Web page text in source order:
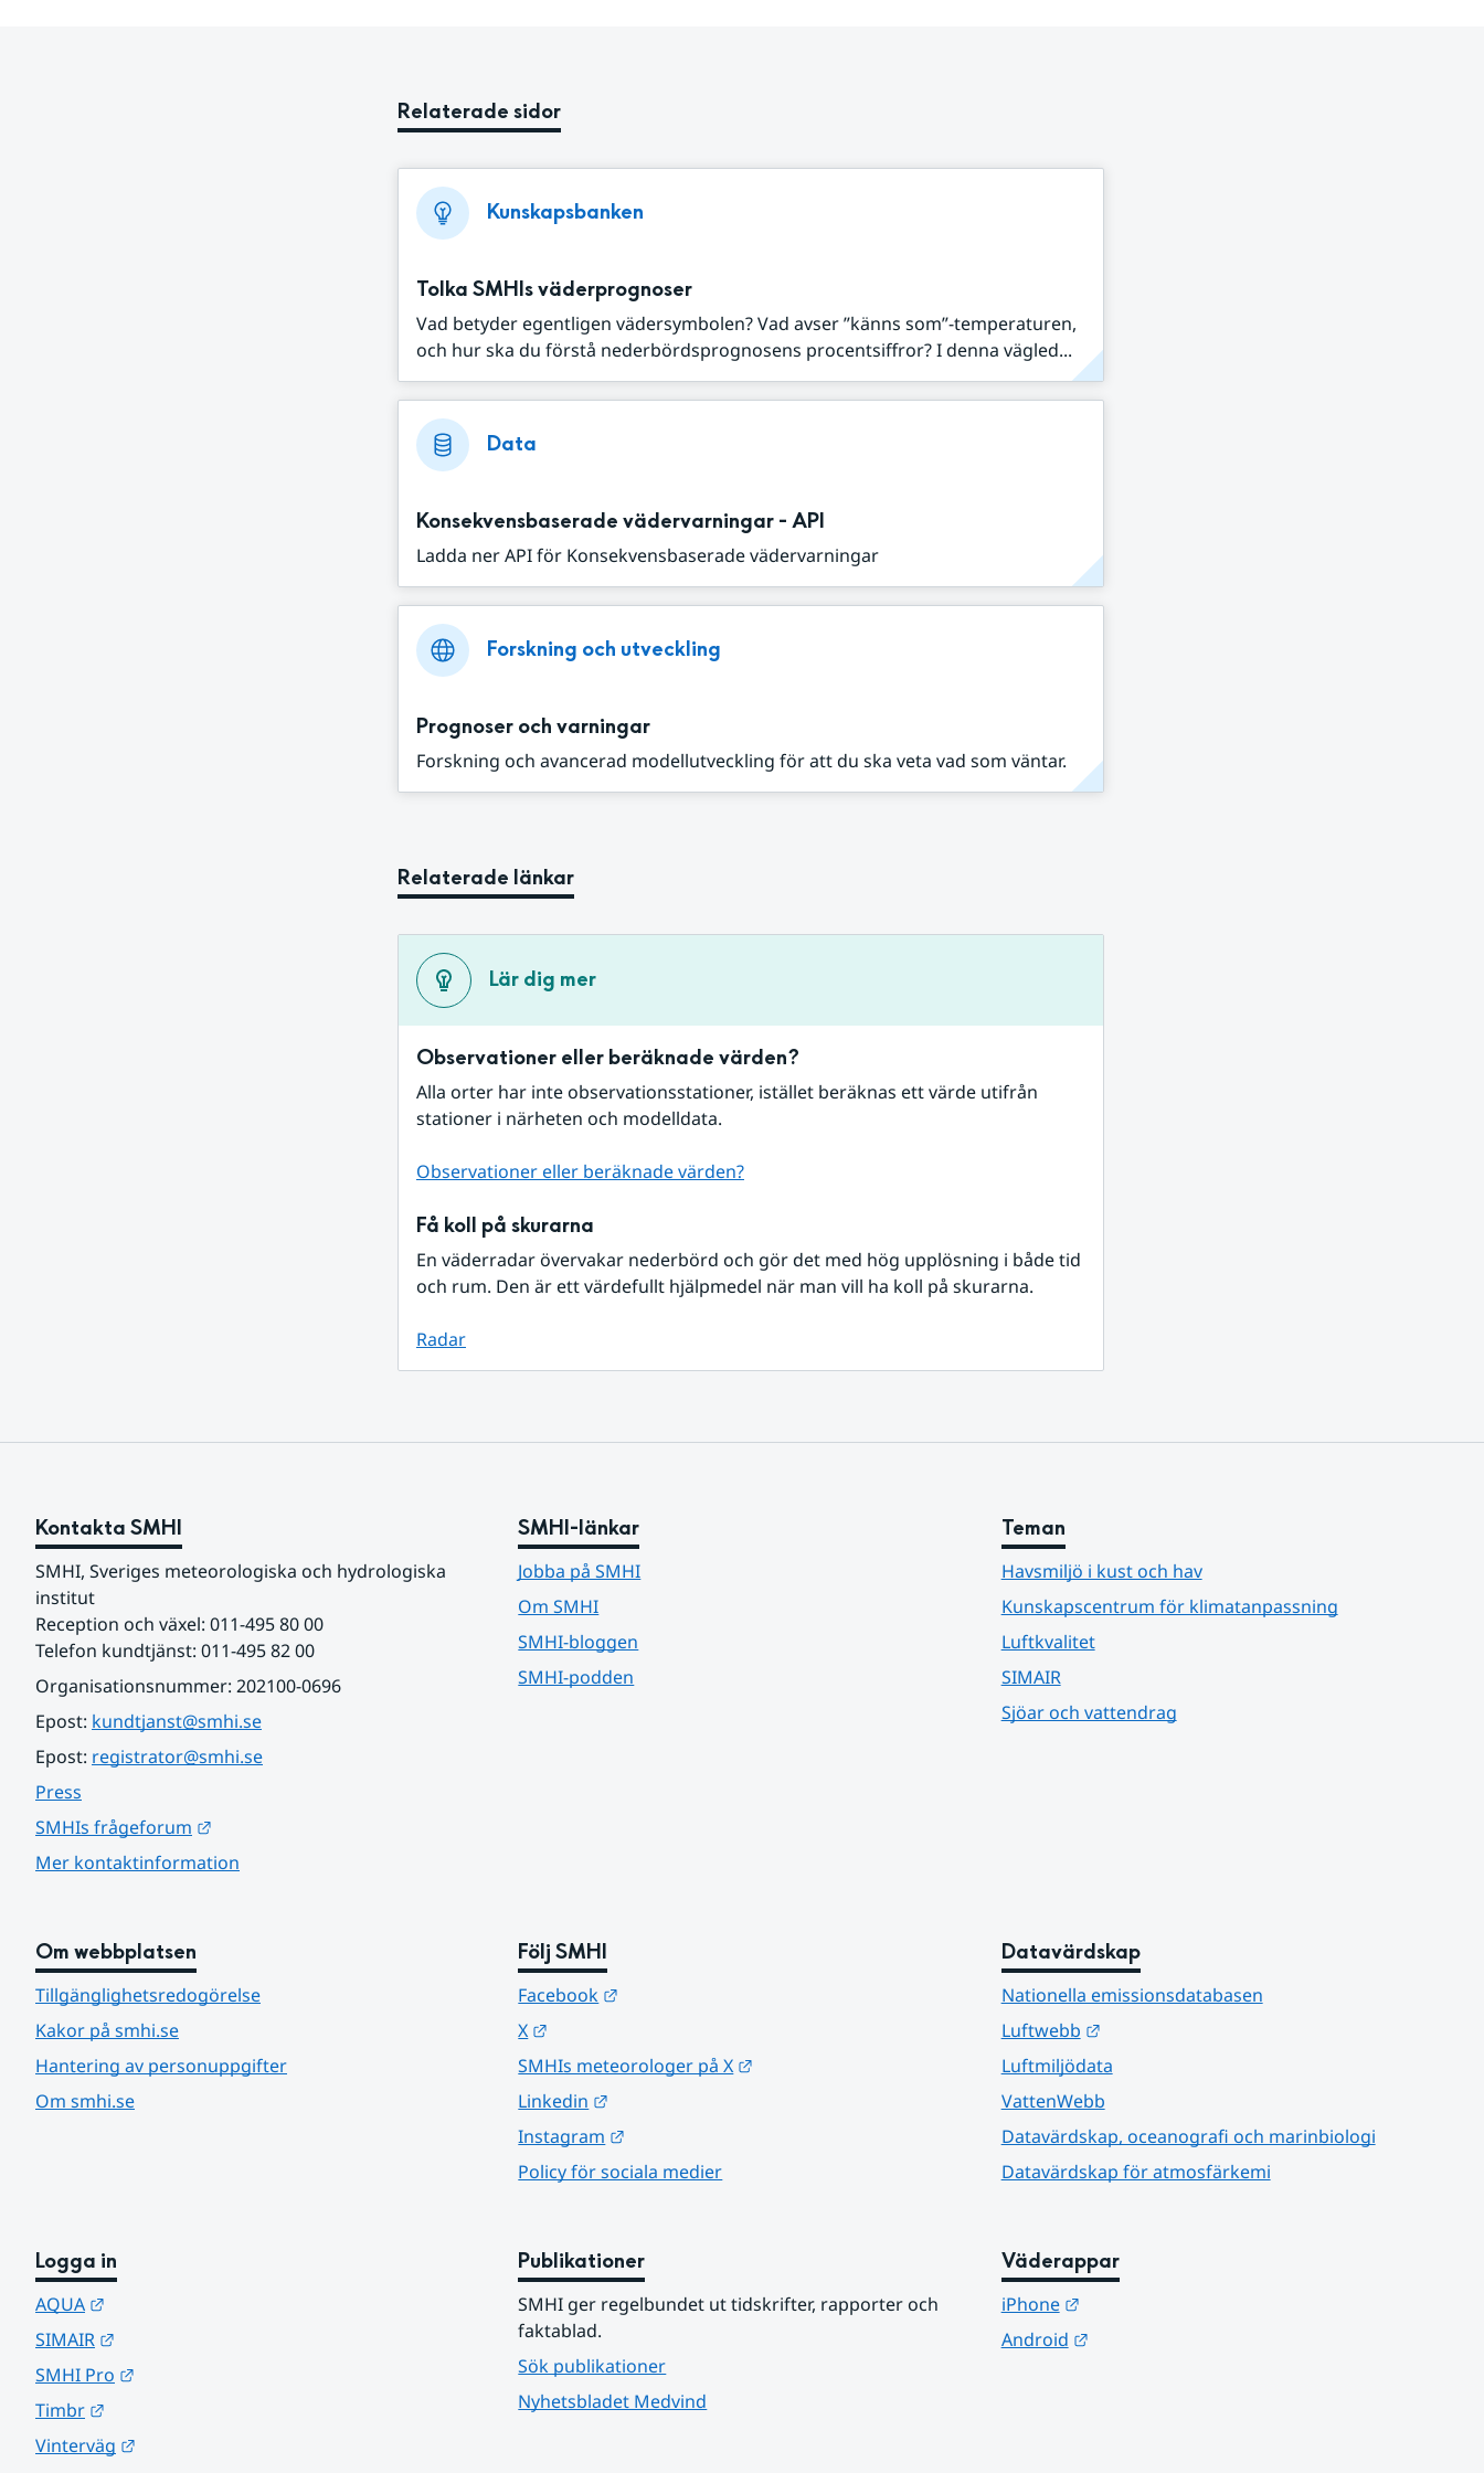
Relaterade sidor
Kunskapsbanken
Tolka SMHIs väderprognoser
Vad betyder egentligen vädersymbolen? Vad avser ”känns som”-temperaturen,
och hur ska du förstå nederbördsprognosens procentsiffror? I denna vägled...
Data
Konsekvensbaserade vädervarningar - API
Ladda ner API för Konsekvensbaserade vädervarningar
Forskning och utveckling
Prognoser och varningar
Forskning och avancerad modellutveckling för att du ska veta vad som väntar.
Relaterade länkar
Lär dig mer
Observationer eller beräknade värden?
Alla orter har inte observationsstationer, istället beräknas ett värde utifrån
stationer i närheten och modelldata.
Observationer eller beräknade värden?
Få koll på skurarna
En väderradar övervakar nederbörd och gör det med hög upplösning i både tid
och rum. Den är ett värdefullt hjälpmedel när man vill ha koll på skurarna.
Radar
Kontakta SMHI
SMHI, Sveriges meteorologiska och hydrologiska
institut
Reception och växel: 011-495 80 00
Telefon kundtjänst: 011-495 82 00
Organisationsnummer: 202100-0696
Epost: kundtjanst@smhi.se
Epost: registrator@smhi.se
Press
SMHIs frågeforum
Mer kontaktinformation
SMHI-länkar
Jobba på SMHI
Om SMHI
SMHI-bloggen
SMHI-podden
Teman
Havsmiljö i kust och hav
Kunskapscentrum för klimatanpassning
Luftkvalitet
SIMAIR
Sjöar och vattendrag
Om webbplatsen
Tillgänglighetsredogörelse
Kakor på smhi.se
Hantering av personuppgifter
Om smhi.se
Följ SMHI
Facebook
X
SMHIs meteorologer på X
Linkedin
Instagram
Policy för sociala medier
Datavärdskap
Nationella emissionsdatabasen
Luftwebb
Länk till annan webbplats.
Luftmiljödata
VattenWebb
Datavärdskap, oceanografi och marinbiologi
Datavärdskap för atmosfärkemi
Logga in
AQUA
SIMAIR
SMHI Pro
Timbr
Vinterväg
Publikationer
SMHI ger regelbundet ut tidskrifter, rapporter och
faktablad.
Sök publikationer
Nyhetsbladet Medvind
Väderappar
iPhone
Länk till annan webbplats.
Android
Länk till annan webbplats.